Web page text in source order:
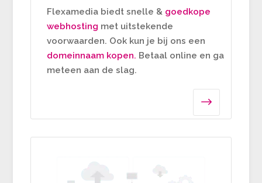
Flexamedia biedt snelle & goedkope
webhosting met uitstekende
voorwaarden. Ook kun je bij ons een
domeinnaam kopen. Betaal online en ga
meteen aan de slag.
$